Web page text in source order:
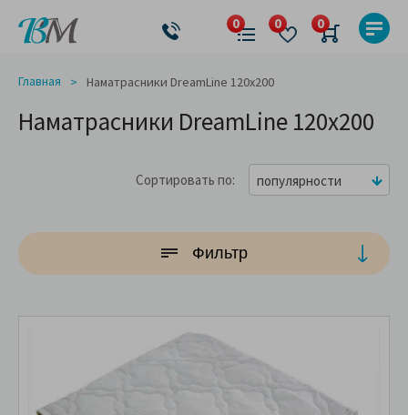
Главная Наматрасники DreamLine 120x200
Наматрасники DreamLine 120x200
Сортировать по популярности
Фильтр